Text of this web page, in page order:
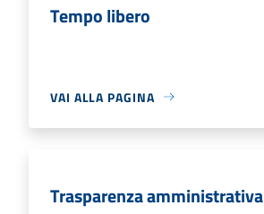
Tempo libero
VAI ALLA PAGINA
Trasparenza amministrativa